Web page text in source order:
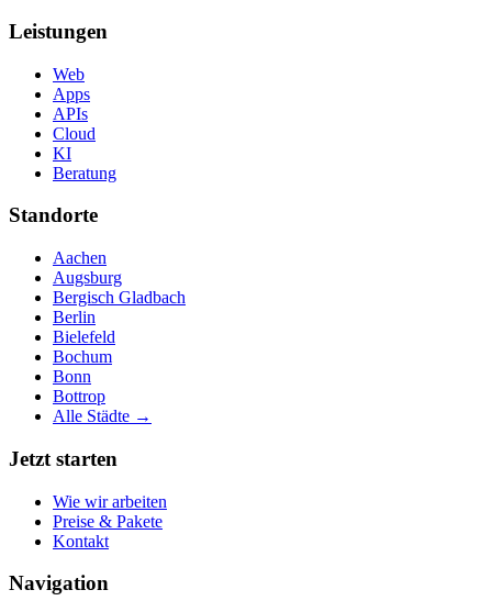
Leistungen
Web
Apps
APIs
Cloud
KI
Beratung
Standorte
Aachen
Augsburg
Bergisch Gladbach
Berlin
Bielefeld
Bochum
Bonn
Bottrop
Alle Städte →
Jetzt starten
Wie wir arbeiten
Preise & Pakete
Kontakt
Navigation